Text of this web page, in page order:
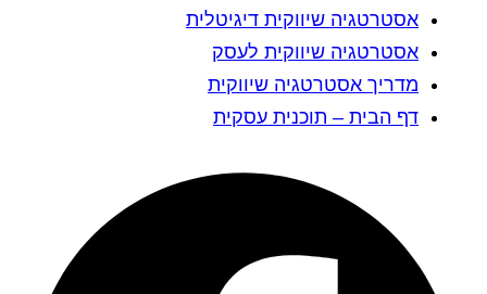
אסטרטגיה שיווקית דיגיטלית
אסטרטגיה שיווקית לעסק
מדריך אסטרטגיה שיווקית
דף הבית – תוכנית עסקית